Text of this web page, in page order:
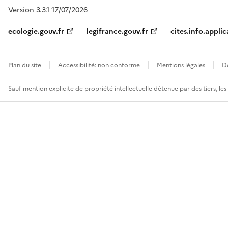
Version 3.3.1 17/07/2026
ecologie.gouv.fr
legifrance.gouv.fr
Plan du site Accessibilité: non conforme Mentions légales
Sauf mention explicite de propriété intellectuelle détenue par des tiers,